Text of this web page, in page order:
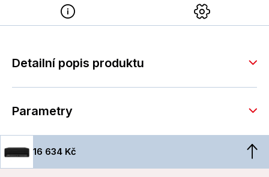
Detailní popis produktu
Parametry
16 634 Kč